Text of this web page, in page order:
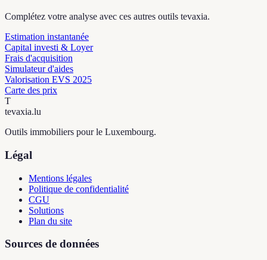
Complétez votre analyse avec ces autres outils tevaxia.
Estimation instantanée
Capital investi & Loyer
Frais d'acquisition
Simulateur d'aides
Valorisation EVS 2025
Carte des prix
T
tevaxia.lu
Outils immobiliers pour le Luxembourg.
Légal
Mentions légales
Politique de confidentialité
CGU
Solutions
Plan du site
Sources de données